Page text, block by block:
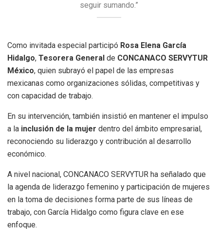
seguir sumando.”
Como invitada especial participó Rosa Elena García
Hidalgo, Tesorera General de CONCANACO SERVYTUR
México, quien subrayó el papel de las empresas
mexicanas como organizaciones sólidas, competitivas y
con capacidad de trabajo.
En su intervención, también insistió en mantener el impulso
a la inclusión de la mujer dentro del ámbito empresarial,
reconociendo su liderazgo y contribución al desarrollo
económico.
A nivel nacional, CONCANACO SERVYTUR ha señalado que
la agenda de liderazgo femenino y participación de mujeres
en la toma de decisiones forma parte de sus líneas de
trabajo, con García Hidalgo como figura clave en ese
enfoque.